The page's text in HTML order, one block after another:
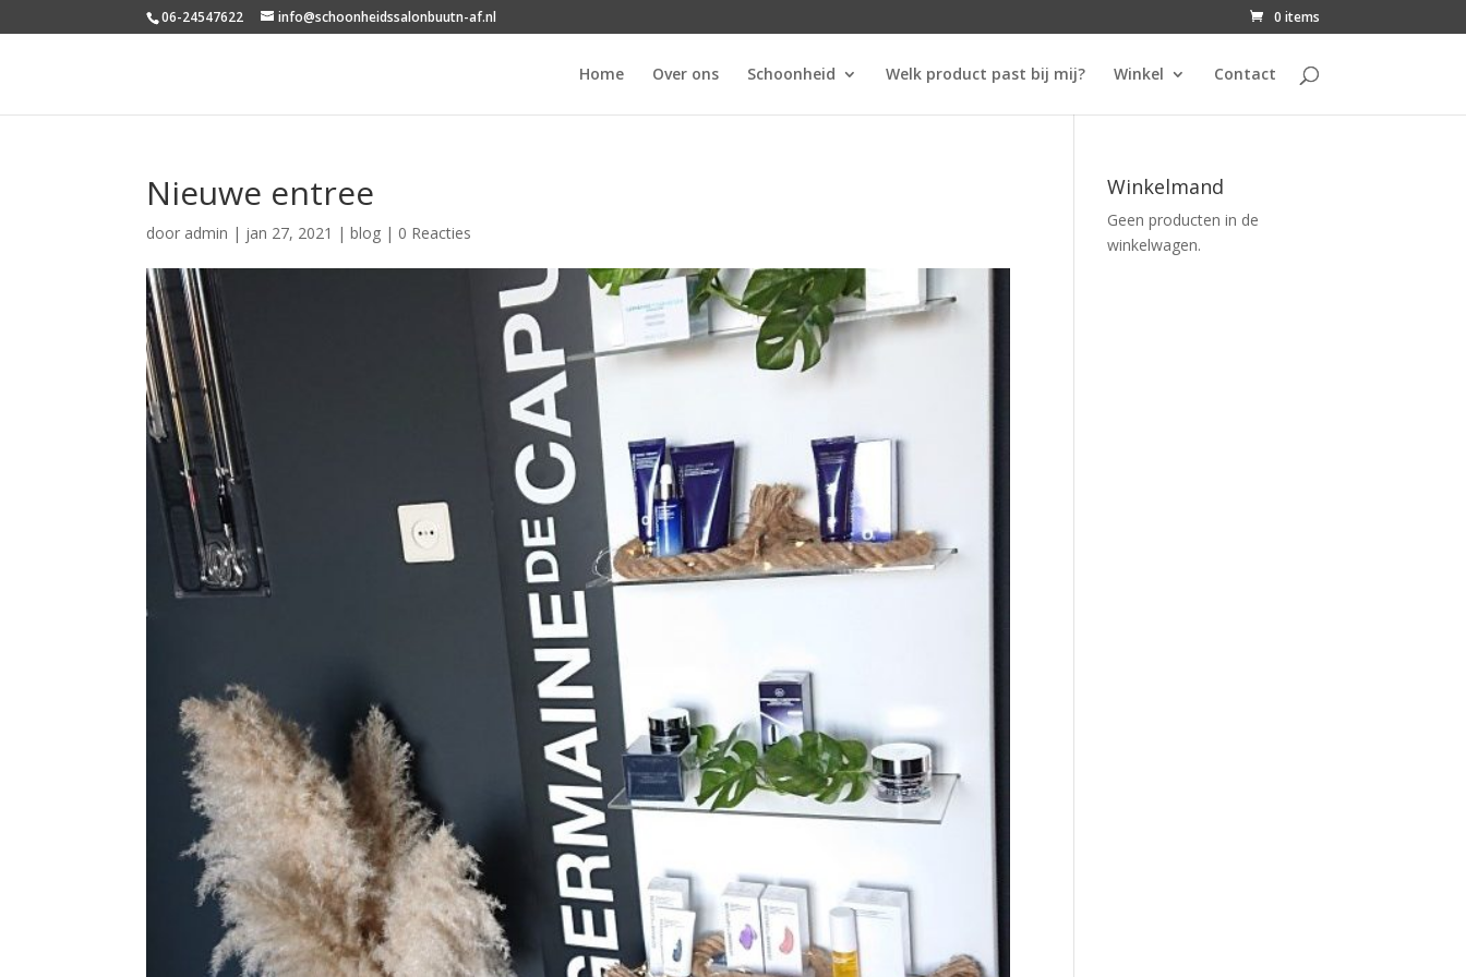
06-24547622 info@schoonheidssalonbuutn-af.nl 0 items
Home Over ons Schoonheid Welk product past bij mij? Winkel Contact
Nieuwe entree
door admin | jan 27, 2021 |blog | 0 Reacties
Winkelmand
Geen producten in de
winkelwagen.